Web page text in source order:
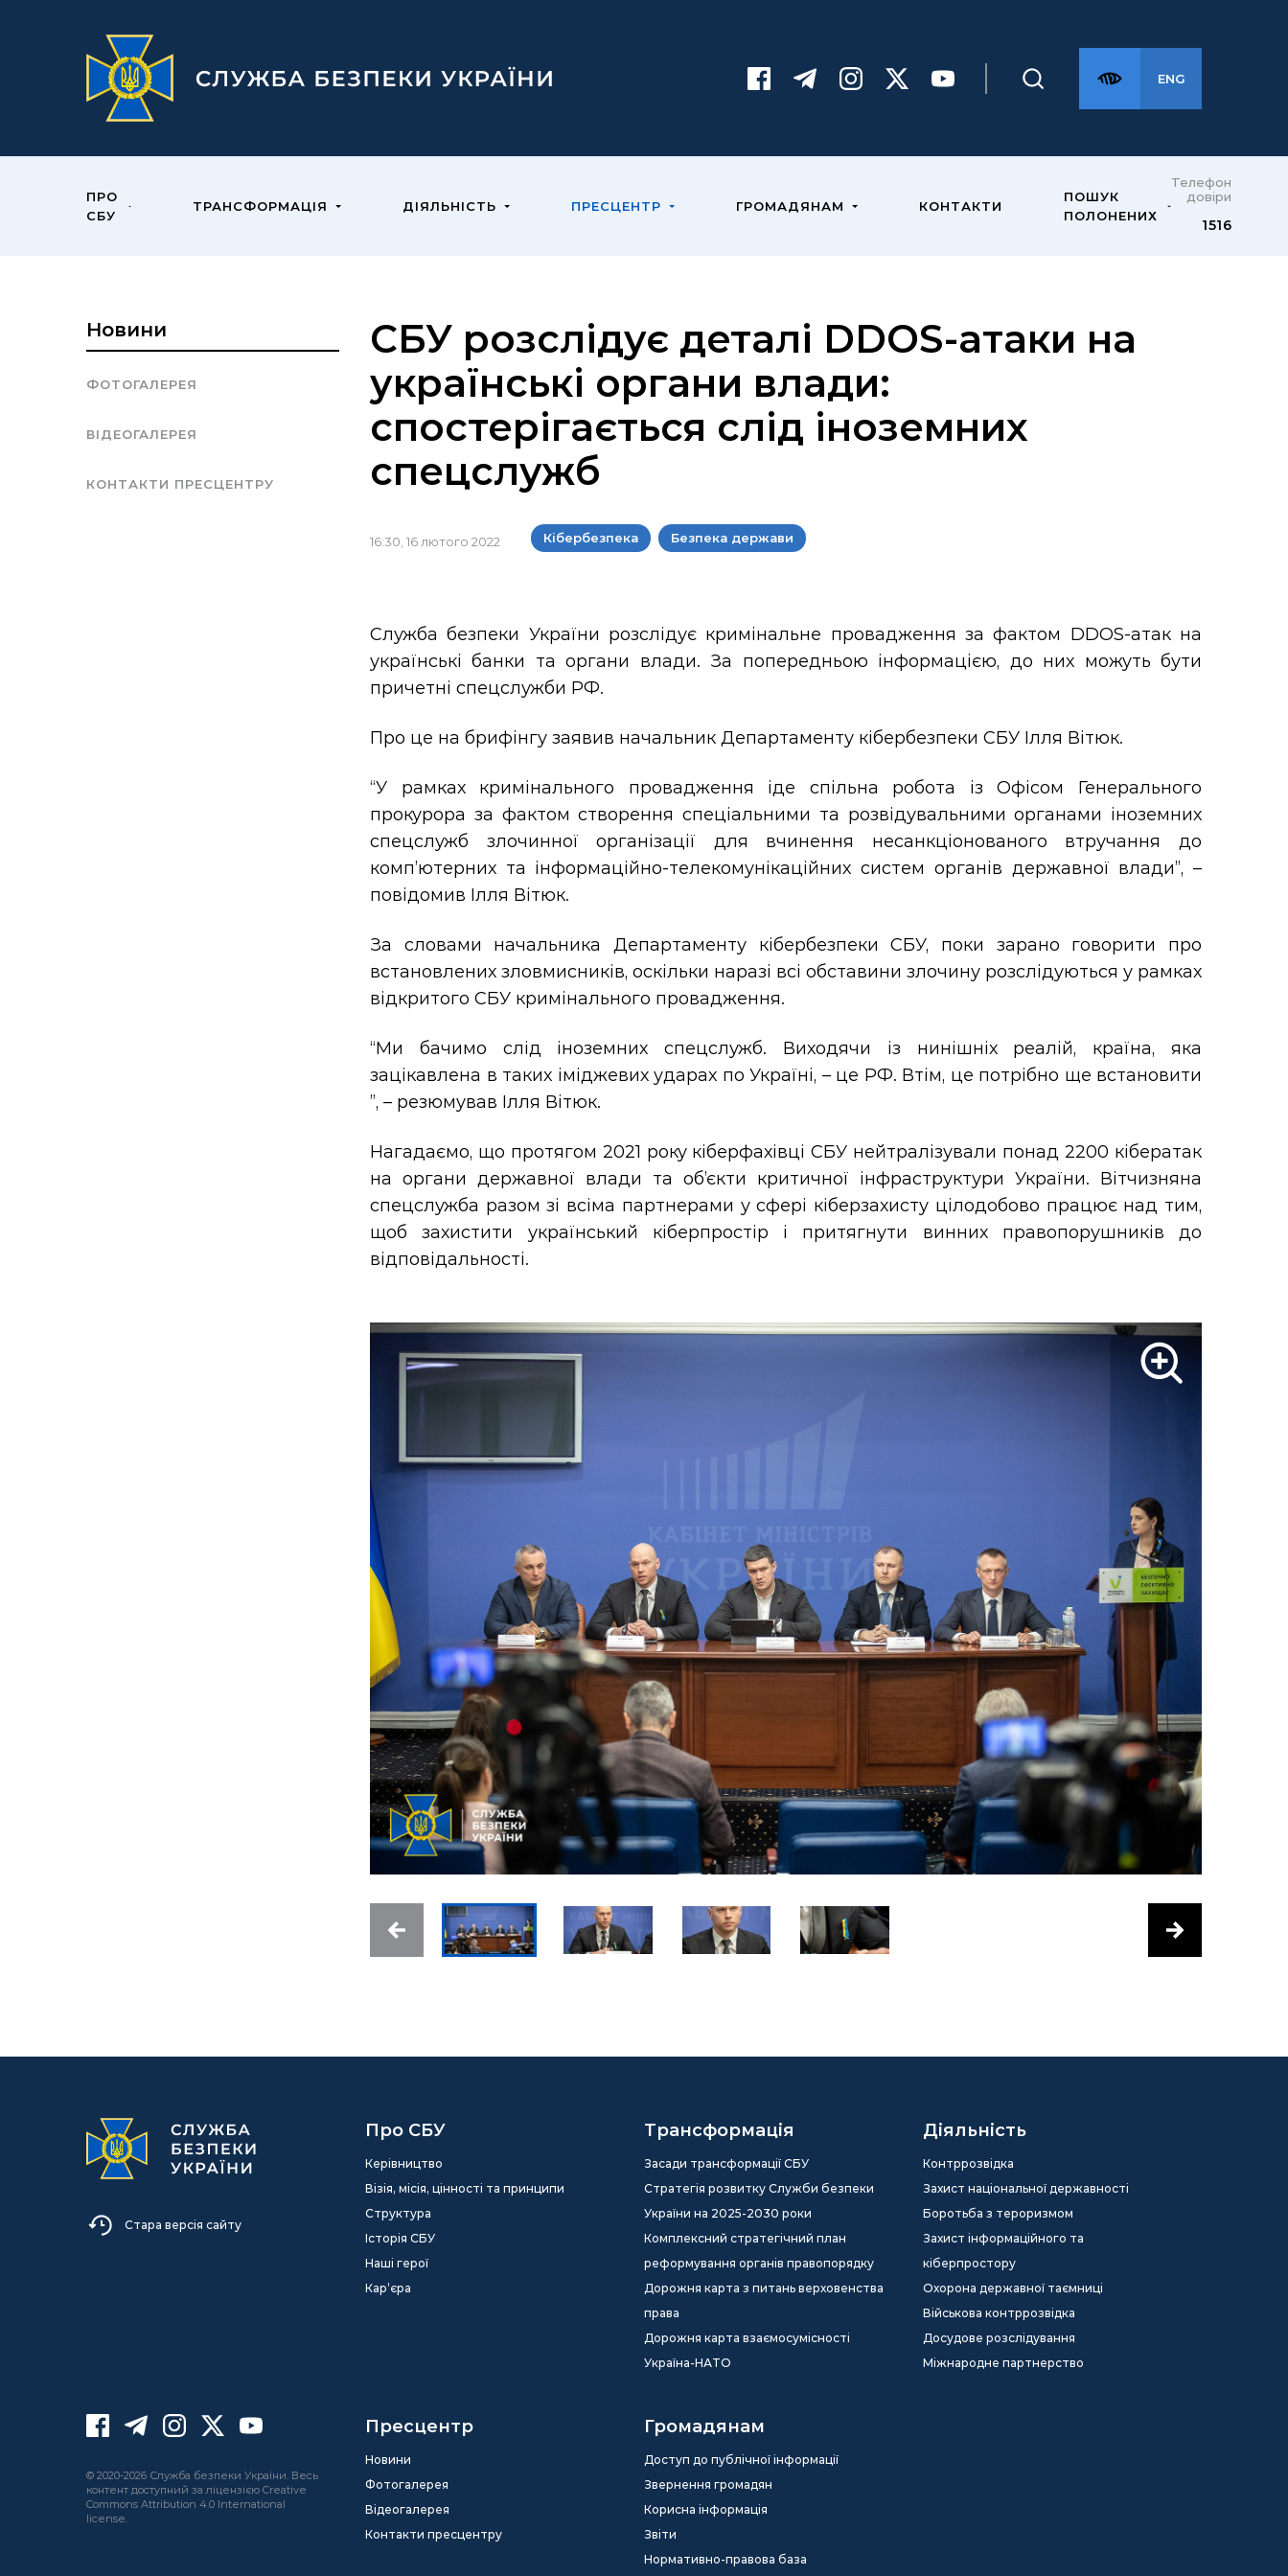
ENG
ПРО
СБУ
ТРАНСФОРМАЦІЯ ДІЯЛЬНІСТЬ ПРЕСЦЕНТР ГРОМАДЯНАМ КОНТАКТИ
ПОШУК
ПОЛОНЕНИХ
Телефон
довіри
1516
Новини
ФОТОГАЛЕРЕЯ
ВІДЕОГАЛЕРЕЯ
КОНТАКТИ ПРЕСЦЕНТРУ
СБУ розслідує деталі DDOS-атаки на
українські органи влади:
спостерігається слід іноземних
спецслужб
16:30, 16 лютого 2022 Кібербезпека Безпека держави
Служба безпеки України розслідує кримінальне провадження за фактом DDOS-атак на
українські банки та органи влади. За попередньою інформацією, до них можуть бути
причетні спецслужби РФ.
Про це на брифінгу заявив начальник Департаменту кібербезпеки СБУ Ілля Вітюк.
“У рамках кримінального провадження іде спільна робота із Офісом Генерального
прокурора за фактом створення спеціальними та розвідувальними органами іноземних
спецслужб злочинної організації для вчинення несанкціонованого втручання до
комп’ютерних та інформаційно-телекомунікаційних систем органів державної влади”, –
повідомив Ілля Вітюк.
За словами начальника Департаменту кібербезпеки СБУ, поки зарано говорити про
встановлених зловмисників, оскільки наразі всі обставини злочину розслідуються у рамках
відкритого СБУ кримінального провадження.
“Ми бачимо слід іноземних спецслужб. Виходячи із нинішніх реалій, країна, яка
зацікавлена в таких іміджевих ударах по Україні, – це РФ. Втім, це потрібно ще встановити
”, – резюмував Ілля Вітюк.
Нагадаємо, що протягом 2021 року кіберфахівці СБУ нейтралізували понад 2200 кібератак
на органи державної влади та об’єкти критичної інфраструктури України. Вітчизняна
спецслужба разом зі всіма партнерами у сфері кіберзахисту цілодобово працює над тим,
щоб захистити український кіберпростір і притягнути винних правопорушників до
відповідальності.
Стара версія сайту
Про СБУ
Керівництво
Візія, місія, цінності та принципи
Структура
Історія СБУ
Наші герої
Кар’єра
Трансформація
Засади трансформації СБУ
Стратегія розвитку Служби безпеки
України на 2025-2030 роки
Комплексний стратегічний план
реформування органів правопорядку
Дорожня карта з питань верховенства
права
Дорожня карта взаємосумісності
Україна-НАТО
Діяльність
Контррозвідка
Захист національної державності
Боротьба з тероризмом
Захист інформаційного та
кіберпростору
Охорона державної таємниці
Військова контррозвідка
Досудове розслідування
Міжнародне партнерство
Пресцентр
Новини
Фотогалерея
Відеогалерея
Контакти пресцентру
Громадянам
Доступ до публічної інформації
Звернення громадян
Корисна інформація
Звіти
Нормативно-правова база
© 2020-2026 Служба безпеки України. Весь
контент доступний за ліцензією Creative
Commons Attribution 4.0 International
license.